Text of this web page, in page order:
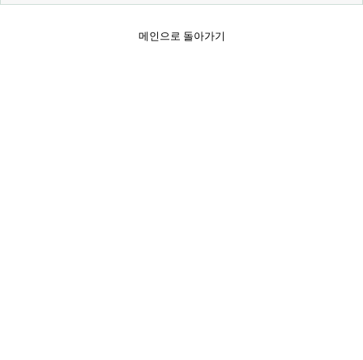
메인으로 돌아가기